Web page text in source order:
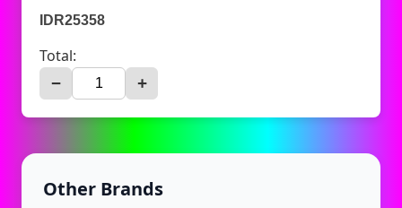
IDR25358
Total:
− +
Other Brands